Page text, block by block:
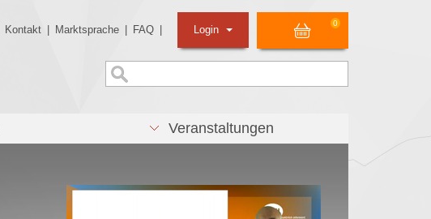
Kontakt Marktsprache FAQ
0
Login
Veranstaltungen